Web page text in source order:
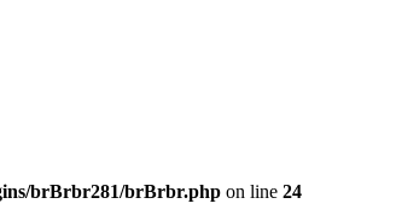
brBrbr281/brBrbr.php on line 24